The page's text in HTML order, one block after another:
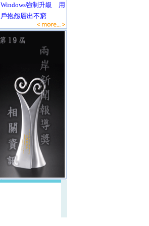
Windows強制升級 用
戶抱怨層出不窮